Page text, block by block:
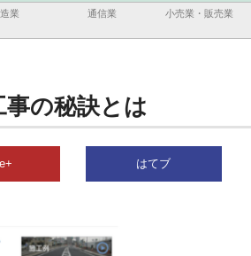
業 通信業 小売業・販売業
の秘訣とは
はてブ